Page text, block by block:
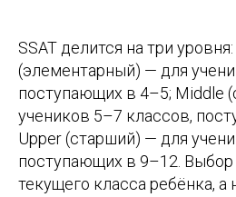
SSAT делится на три
(элементарный) — для
поступающих в 4–5; Middle
учеников 5–7 классов,
Upper (старший) — для
поступающих в 9–12. Выбор
текущего класса ребёнка, а